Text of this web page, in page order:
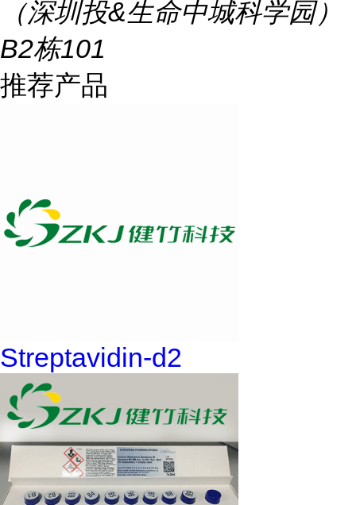
（深圳投&生命中城科学园）
B2栋101
推荐产品
Streptavidin-d2